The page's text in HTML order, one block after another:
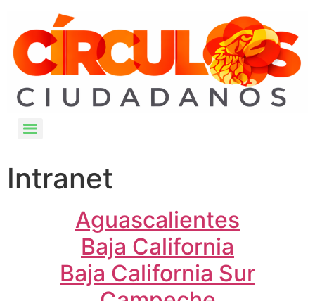
Intranet
Aguascalientes
Baja California
Baja California Sur